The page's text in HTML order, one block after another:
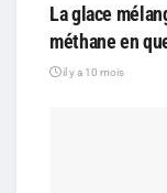
La glace
méthane en
il y a 10 mois